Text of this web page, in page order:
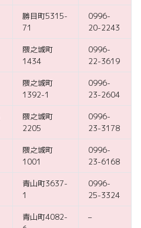
勝目町5315-
71
0996-
20-2243
隈之城町
1434
0996-
22-3619
隈之城町
1392-1
0996-
23-2604
隈之城町
2205
0996-
23-3178
隈之城町
1001
0996-
23-6168
青山町3637-
1
0996-
25-3324
青山町4082-
–